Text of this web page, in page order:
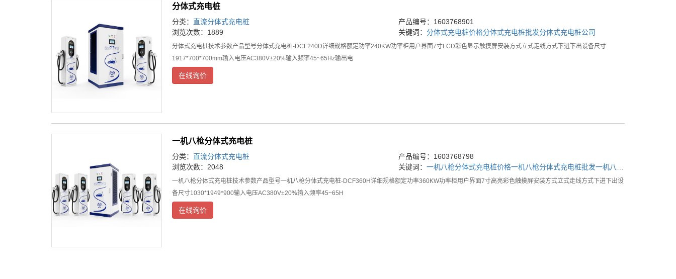
分体式充电桩
分类： 直流分体式充电桩
产品编号：1603768901
浏览次数：1889
关键词： 分体式充电桩价格分体式充电桩批发分体式充电桩公司
分体式充电桩技术参数产品型号分体式充电桩-DCF240D详细规格额定功率240KW功率柜用户界面7寸LCD彩色显示触摸屏安装方式立式走线方式下进下出设备尺寸
1917*700*700mm输入电压AC380V±20%输入频率45~65Hz输出电
在线询价
一机八枪分体式充电桩
分类： 直流分体式充电桩
产品编号：1603768798
浏览次数：2048
关键词： 一机八枪分体式充电桩价格一机八枪分体式充电桩批发一机八枪分体式充电桩公司
一机八枪分体式充电桩技术参数产品型号一机八枪分体式充电桩-DCF360H详细规格额定功率360KW功率柜用户界面7寸高亮彩色触摸屏安装方式立式走线方式下进下出设
备尺寸1030*1949*900输入电压AC380V±20%输入频率45~65H
在线询价